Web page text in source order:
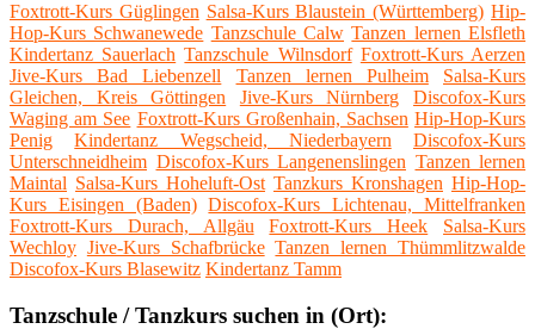
Foxtrott-Kurs Güglingen Salsa-Kurs Blaustein (Württemberg) Hip-
Hop-Kurs Schwanewede Tanzschule Calw Tanzen lernen Elsfleth
Kindertanz Sauerlach Tanzschule Wilnsdorf Foxtrott-Kurs Aerzen
Jive-Kurs Bad Liebenzell
Tanzen lernen Pulheim
Salsa-Kurs
Gleichen, Kreis Göttingen
Jive-Kurs Nürnberg
Discofox-Kurs
Waging am See Foxtrott-Kurs Großenhain, Sachsen Hip-Hop-Kurs
Penig
Kindertanz Wegscheid, Niederbayern
Discofox-Kurs
Unterschneidheim Discofox-Kurs Langenenslingen Tanzen lernen
Maintal Salsa-Kurs Hoheluft-Ost Tanzkurs Kronshagen Hip-Hop-
Kurs Eisingen (Baden) Discofox-Kurs Lichtenau, Mittelfranken
Foxtrott-Kurs Durach, Allgäu
Foxtrott-Kurs Heek
Salsa-Kurs
Wechloy Jive-Kurs Schafbrücke Tanzen lernen Thümmlitzwalde
Discofox-Kurs Blasewitz Kindertanz Tamm
Tanzschule / Tanzkurs suchen in (Ort):